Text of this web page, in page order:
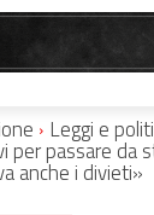
Leggi e
per passare da
anche i divieti»